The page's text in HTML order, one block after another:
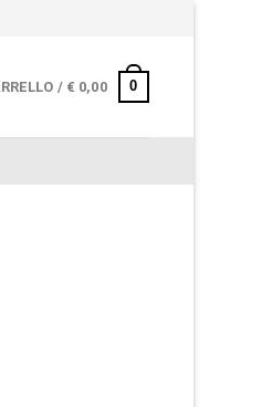
/ € 0,00 0